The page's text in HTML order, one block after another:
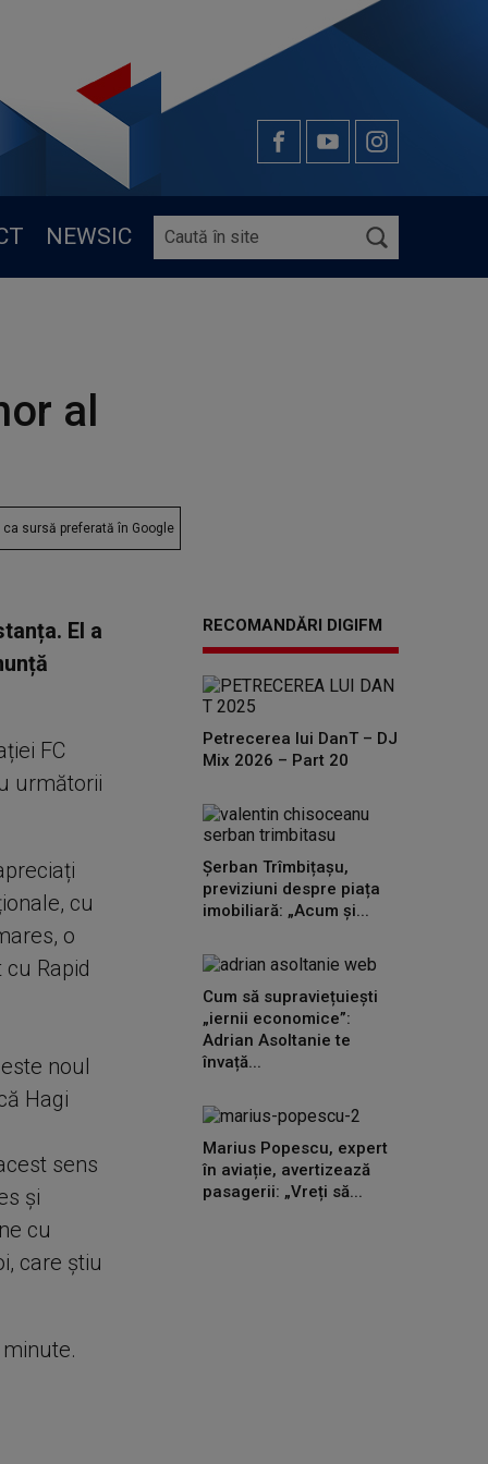
NEWSIC
al
ca sursă preferată în Google
El a
FC
următorii
cu
o
Rapid
noul
Hagi
sens
și
cu
care știu
RECOMANDĂRI DIGIFM
Petrecerea lui DanT – DJ
Mix 2026 – Part 20
Șerban Trîmbițașu,
previziuni despre piața
imobiliară: „Acum și...
Cum să supraviețuiești
„iernii economice”:
Adrian Asoltanie te
învață...
Marius Popescu, expert
în aviație, avertizează
pasagerii: „Vreți să...